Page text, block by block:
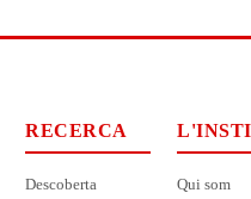
RECERCA
Descoberta
Qui som